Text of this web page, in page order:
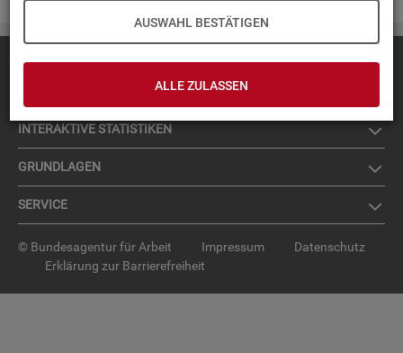
AUSWAHL BESTÄTIGEN
ALLE ZULASSEN
IN­TER­AK­TI­VE STA­TIS­TI­KEN
GRUND­LA­GEN
SER­VICE
© Bundesagentur für Arbeit Impressum
Datenschutz
Erklärung zur Barrierefreiheit